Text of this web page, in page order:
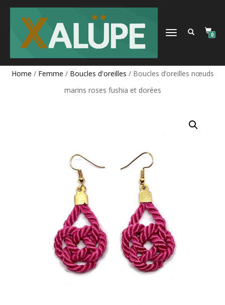
DÉPLIER
0
Home / Femme / Boucles d'oreilles / Boucles d’oreilles nœuds
marins roses fushia et dorées